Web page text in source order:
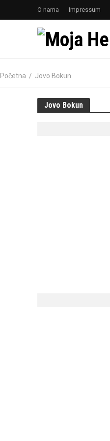
O nama Impressum
Početna / Jovo Bokun
Jovo Bokun